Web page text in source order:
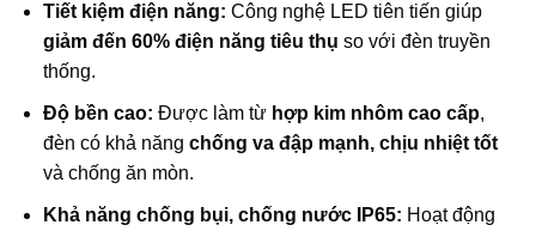
Tiết kiệm điện năng: Công nghệ LED tiên tiến giúp
giảm đến 60% điện năng tiêu thụ so với đèn truyền
thống.
Độ bền cao: Được làm từ hợp kim nhôm cao cấp,
đèn có khả năng chống va đập mạnh, chịu nhiệt tốt
và chống ăn mòn.
Khả năng chống bụi, chống nước IP65: Hoạt động